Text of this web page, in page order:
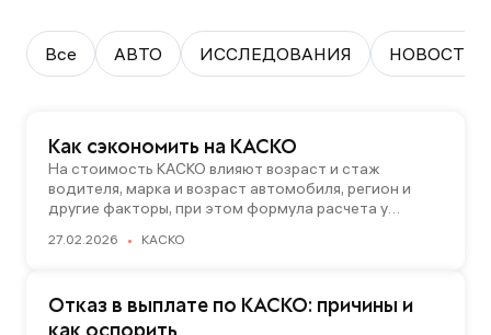
Все АВТО ИССЛЕДОВАНИЯ НОВОСТИ
Как сэкономить на КАСКО
На стоимость КАСКО влияют возраст и стаж
водителя, марка и возраст автомобиля, регион и
другие факторы, при этом формула расчета у
складывается цена КАСКО и как можно снизить
27.02.2026 КАСКО
Отказ в выплате по КАСКО: причины и